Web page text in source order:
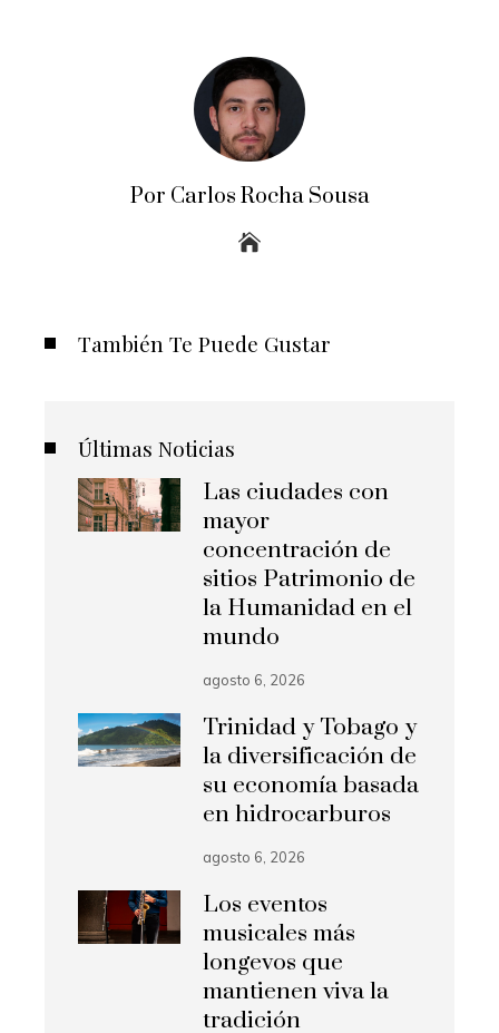
Por Carlos Rocha Sousa
También Te Puede Gustar
Últimas Noticias
Las ciudades con
mayor
concentración de
sitios Patrimonio de
la Humanidad en el
mundo
agosto 6, 2026
Trinidad y Tobago y
la diversificación de
su economía basada
en hidrocarburos
agosto 6, 2026
Los eventos
musicales más
longevos que
mantienen viva la
tradición